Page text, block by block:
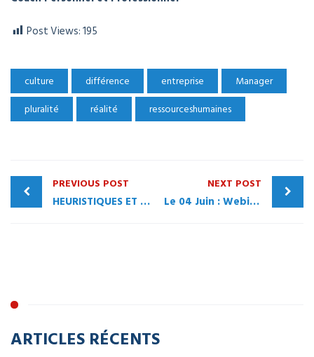
Post Views:195
culture différence entreprise
Manager
pluralité
réalité ressourceshumaines
PREVIOUS POST
HEURISTIQUES ET BIAIS COGNITIFS AU SERVICE DU COACHING
NEXT POST
Le 04 Juin : Webinaire avec M. Tarik SAFANI
ARTICLES RÉCENTS